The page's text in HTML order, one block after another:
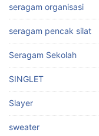
seragam organisasi
seragam pencak silat
Seragam Sekolah
SINGLET
Slayer
sweater